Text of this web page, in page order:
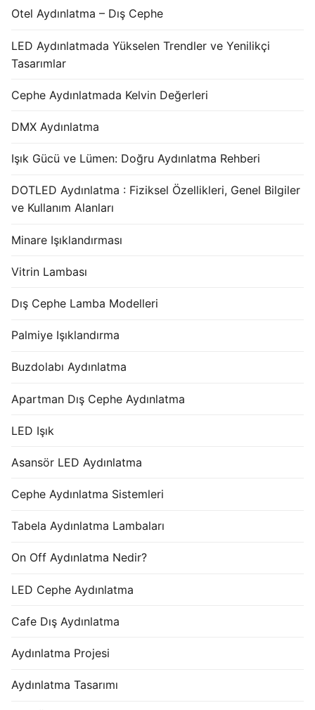
Otel Aydınlatma – Dış Cephe
LED Aydınlatmada Yükselen Trendler ve Yenilikçi
Tasarımlar
Cephe Aydınlatmada Kelvin Değerleri
DMX Aydınlatma
Işık Gücü ve Lümen: Doğru Aydınlatma Rehberi
DOTLED Aydınlatma : Fiziksel Özellikleri, Genel Bilgiler
ve Kullanım Alanları
Minare Işıklandırması
Vitrin Lambası
Dış Cephe Lamba Modelleri
Palmiye Işıklandırma
Buzdolabı Aydınlatma
Apartman Dış Cephe Aydınlatma
LED Işık
Asansör LED Aydınlatma
Cephe Aydınlatma Sistemleri
Tabela Aydınlatma Lambaları
On Off Aydınlatma Nedir?
LED Cephe Aydınlatma
Cafe Dış Aydınlatma
Aydınlatma Projesi
Aydınlatma Tasarımı